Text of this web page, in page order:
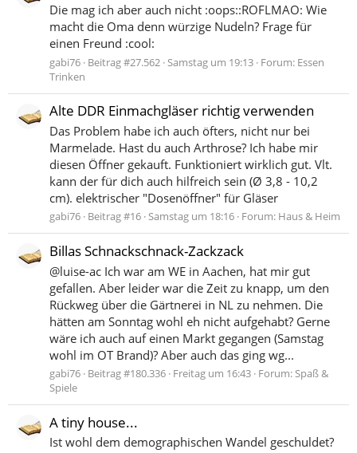
Die mag ich aber auch nicht :oops::ROFLMAO: Wie
macht die Oma denn würzige Nudeln? Frage für
einen Freund :cool:
gabi76 Beitrag #27.562 Samstag um 19:13 Forum: Essen
Trinken
Alte DDR Einmachgläser richtig verwenden
Das Problem habe ich auch öfters, nicht nur bei
Marmelade. Hast du auch Arthrose? Ich habe mir
diesen Öffner gekauft. Funktioniert wirklich gut. Vlt.
kann der für dich auch hilfreich sein (Ø 3,8 - 10,2
cm). elektrischer "Dosenöffner" für Gläser
gabi76 Beitrag #16 Samstag um 18:16 Forum: Haus & Heim
Billas Schnackschnack-Zackzack
@luise-ac Ich war am WE in Aachen, hat mir gut
gefallen. Aber leider war die Zeit zu knapp, um den
Rückweg über die Gärtnerei in NL zu nehmen. Die
hätten am Sonntag wohl eh nicht aufgehabt? Gerne
wäre ich auch auf einen Markt gegangen (Samstag
wohl im OT Brand)? Aber auch das ging wg...
gabi76 Beitrag #180.336 Freitag um 16:43 Forum:Spaß &
Spiele
A tiny house...
Ist wohl dem demographischen Wandel geschuldet?